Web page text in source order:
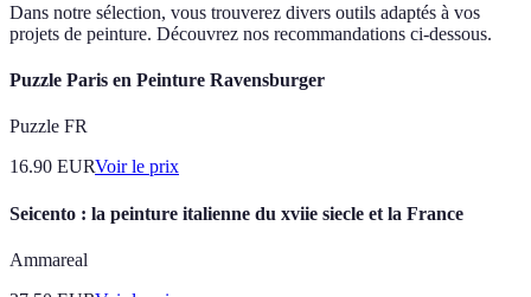
Dans notre sélection, vous trouverez divers outils adaptés à vos
projets de peinture. Découvrez nos recommandations ci-dessous.
Puzzle Paris en Peinture Ravensburger
Puzzle FR
16.90 EURVoir le prix
Seicento : la peinture italienne du xviie siecle et la France
Ammareal